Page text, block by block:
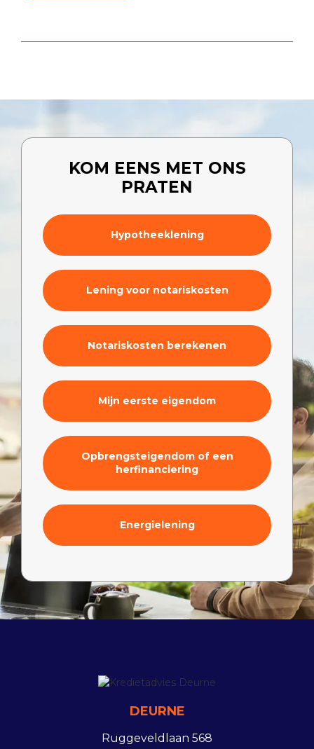
KOM EENS MET ONS
PRATEN
Hypotheeklening
Lening voor notariskosten
Notariskosten berekenen
Mijn eerste eigendom
Opbrengsteigendom of een
herfinanciering
Energielening
DEURNE
Ruggeveldlaan 568